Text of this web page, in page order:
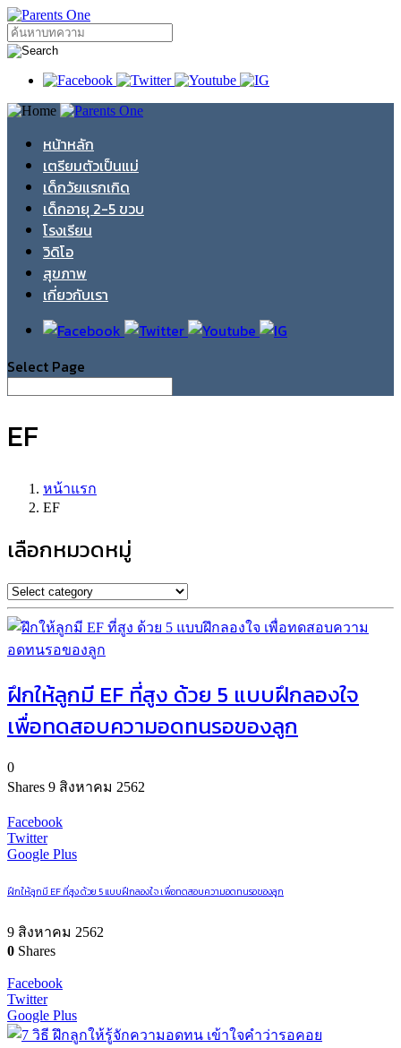
หน้าหลัก
เตรียมตัวเป็นแม่
เด็กวัยแรกเกิด
เด็กอายุ 2-5 ขวบ
โรงเรียน
วิดิโอ
สุขภาพ
เกี่ยวกับเรา
Select Page
EF
หน้าแรก
EF
เลือกหมวดหมู่
ฝึกให้ลูกมี EF ที่สูง ด้วย 5 แบบฝึกลองใจ
เพื่อทดสอบความอดทนรอของลูก
0
Shares 9 สิงหาคม 2562
Facebook
Twitter
Google Plus
ฝึกให้ลูกมี EF ที่สูง ด้วย 5 แบบฝึกลองใจ เพื่อทดสอบความอดทนรอของลูก
9 สิงหาคม 2562
0 Shares
Facebook
Twitter
Google Plus